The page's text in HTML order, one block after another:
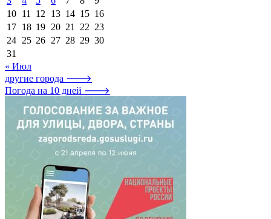
10 11 12 13 14 15 16
17 18 19 20 21 22 23
24 25 26 27 28 29 30
31
« Июл
другие города 🡒
Погода на 10 дней 🡒